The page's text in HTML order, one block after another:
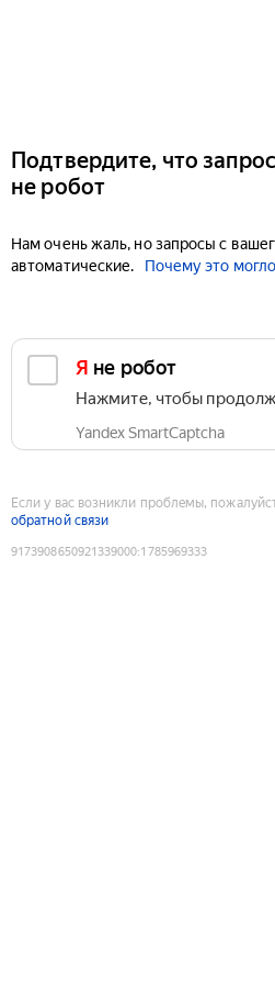
Подтвердите, что
не робот
Нам очень жаль, но запросы с
автоматические.
Почему это
Я не робот
Нажмите, чтобы
Yandex SmartCaptcha
Если у вас возникли проблемы,
обратной связи
9173908650921339000:1785969333